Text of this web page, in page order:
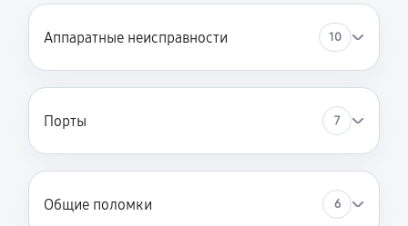
Аппаратные неисправности 10
Порты 7
Общие поломки 6